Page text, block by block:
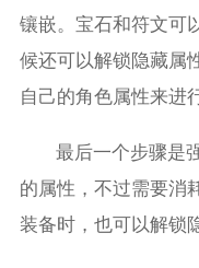
镶嵌。宝石和符文可
候还可以解锁隐藏属
自己的角色属性来进
最后一个步骤是
的属性，不过需要消
装备时，也可以解锁